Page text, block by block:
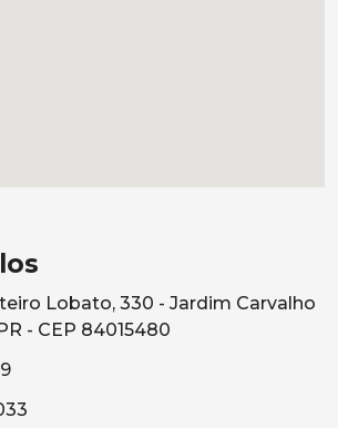
Lobato, 330 - Jardim Carvalho
- CEP 84015480